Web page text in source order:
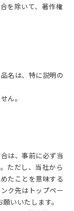
を除いて、著作権
名は、特に説明の
ん。
は、事前に必ず当
ただし、当社から
たことを意味する
ク先はトップペー
いいたします。